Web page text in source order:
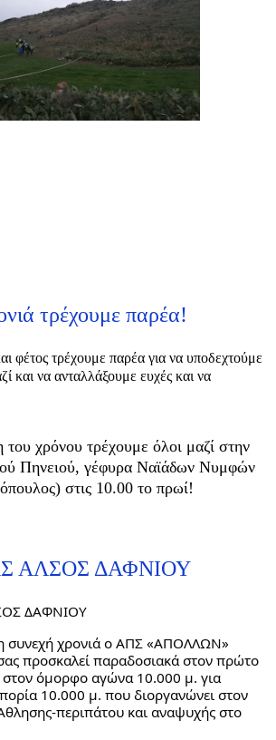
τρέχουμε παρέα!
φέτος τρέχουμε παρέα για να υποδεχτούμε
και να ανταλλάξουμε ευχές και να
χρόνου τρέχουμε όλοι μαζί στην
Πηνειού, γέφυρα Ναϊάδων Νυμφών
στις 10.00 το πρωί!
ΑΛΣΟΣ ΔΑΦΝΙΟΥ
ΔΑΦΝΙΟΥ
συνεχή χρονιά ο ΑΠΣ «ΑΠΟΛΛΩΝ»
προσκαλεί παραδοσιακά στον πρώτο
στον όμορφο αγώνα 10.000 μ. για
10.000 μ. που διοργανώνει στον
περιπάτου και αναψυχής στο